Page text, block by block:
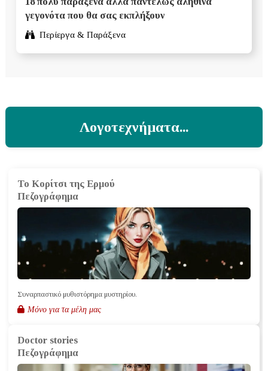
γεγονότα που θα σας εκπλήξουν
Περίεργα & Παράξενα
Λογοτεχνήματα...
Το Κορίτσι της Ερμού
Πεζογράφημα
Συναρπαστικό μυθιστόρημα μυστηρίου.
Μόνο για τα μέλη μας
Doctor stories
Πεζογράφημα